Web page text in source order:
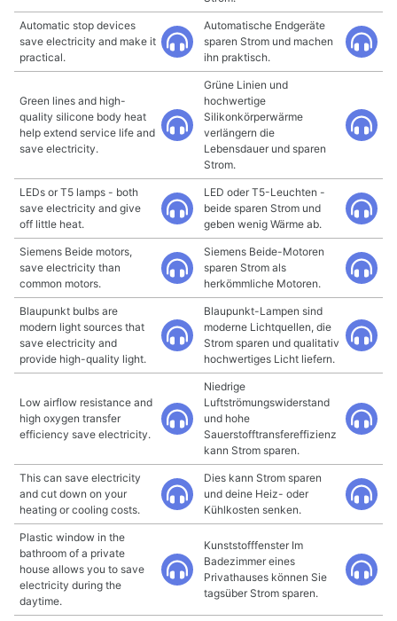
Automatic stop devices
save electricity and make it
practical.
Automatische Endgeräte
sparen Strom und machen
ihn praktisch.
Green lines and high-
quality silicone body heat
help extend service life and
save electricity.
Grüne Linien und
hochwertige
Silikonkörperwärme
verlängern die
Lebensdauer und sparen
Strom.
LEDs or T5 lamps - both
save electricity and give
off little heat.
LED oder T5-Leuchten -
beide sparen Strom und
geben wenig Wärme ab.
Siemens Beide motors,
save electricity than
common motors.
Siemens Beide-Motoren
sparen Strom als
herkömmliche Motoren.
Blaupunkt bulbs are
modern light sources that
save electricity and
provide high-quality light.
Blaupunkt-Lampen sind
moderne Lichtquellen, die
Strom sparen und qualitativ
hochwertiges Licht liefern.
Low airflow resistance and
high oxygen transfer
efficiency save electricity.
Niedrige
Luftströmungswiderstand
und hohe
Sauerstofftransfereffizienz
kann Strom sparen.
This can save electricity
and cut down on your
heating or cooling costs.
Dies kann Strom sparen
und deine Heiz- oder
Kühlkosten senken.
Plastic window in the
bathroom of a private
house allows you to save
electricity during the
daytime.
Kunststofffenster Im
Badezimmer eines
Privathauses können Sie
tagsüber Strom sparen.